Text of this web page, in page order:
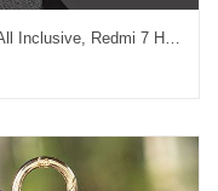
Redmi 7 Hoesje Eenvoudige Klittenband All Inclusive, Redmi 7 Hoesje Legering Blauw Beige